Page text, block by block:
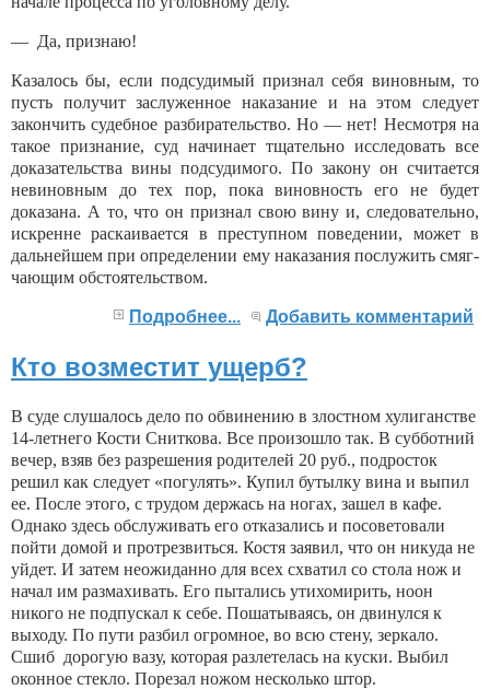
— Да, признаю!
Казалось бы, если подсудимый признал себя винов­ным, то
пусть получит заслуженное наказание и на этом следует
закончить судебное разбирательство. Но — нет! Несмотря на
такое признание, суд начинает тщательно исследовать все
доказательства вины под­судимого. По закону он считается
невиновным до тех пор, пока виновность его не будет
доказана. А то, что он признал свою вину и, следовательно,
искренне рас­каивается в преступном поведении, может в
дальней­шем при определении ему наказания послужить смяг­
чающим обстоятельством.
Подробнее... Добавить комментарий
Кто возместит ущерб?
В суде слушалось дело по обвинению в злостном хулиганстве
14-летнего Кости Сниткова. Все произошло так. В субботний
вечер, взяв без разрешения родите­лей 20 руб., подросток
решил как следует «погулять». Купил бутылку вина и выпил
ее. После этого, с тру­дом держась на ногах, зашел в кафе.
Однако здесь об­служивать его отказались и посоветовали
пойти домой и протрезвиться. Костя заявил, что он никуда не
уйдет. И затем неожиданно для всех схватил со стола нож и
начал им размахивать. Его пытались утихомирить, ноон
никого не подпускал к себе. Пошатываясь, он дви­нулся к
выходу. По пути разбил огромное, во всю сте­ну, зеркало.
Сшиб дорогую вазу, которая разлетелась на куски. Выбил
оконное стекло. Порезал ножом не­сколько штор.